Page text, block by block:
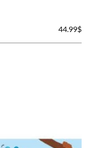
44.99$